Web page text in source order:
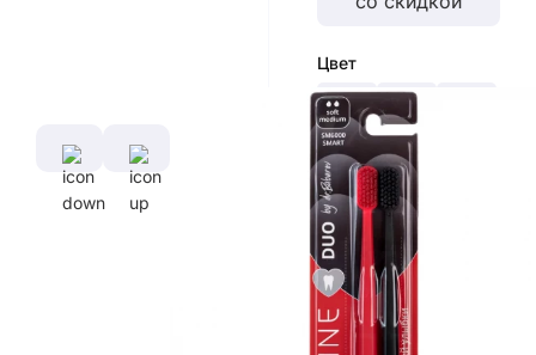
Цвет
Характеристики
Диаметр
Длина